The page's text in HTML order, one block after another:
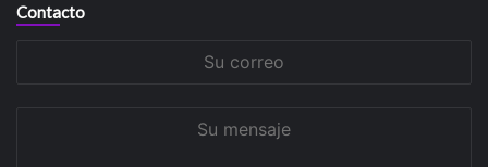
Contacto